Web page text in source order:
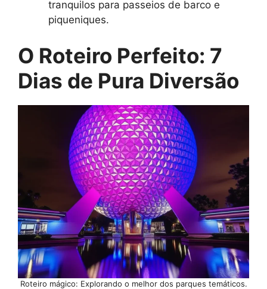
tranquilos para passeios de barco e
piqueniques.
O Roteiro Perfeito: 7
Dias de Pura Diversão
Roteiro mágico: Explorando o melhor dos parques temáticos.